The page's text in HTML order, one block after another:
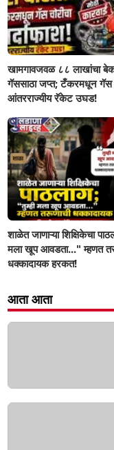
खामगावजवळ ८८ लाखांचा
गॅससाठा जप्त; टँकरमधून गॅस
आंतरराज्यीय रॅकेट उघड!
शाळेत जाणाऱ्या शिक्षिकेचा
मला खूप आवडता..." म्हणत
धक्कादायक हरकत!
आता आता